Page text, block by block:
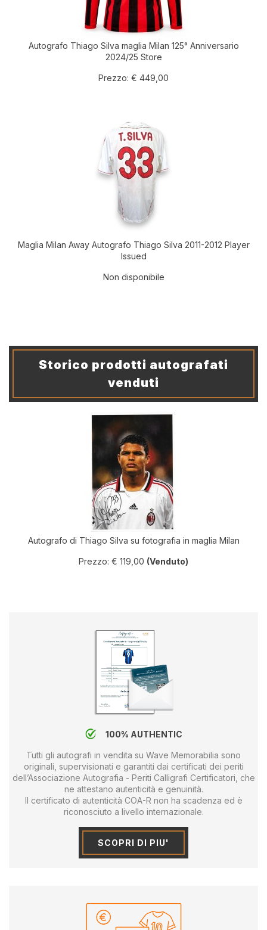
Autografo Thiago Silva maglia Milan 125° Anniversario
2024/25 Store
Prezzo: € 449,00
Maglia Milan Away Autografo Thiago Silva 2011-2012 Player
Issued
Non disponibile
Storico prodotti autografati
venduti
Autografo di Thiago Silva su fotografia in maglia Milan
Prezzo: € 119,00 (Venduto)
100% AUTHENTIC
Tutti gli autografi in vendita su Wave Memorabilia sono
originali, supervisionati e garantiti dai certificati dei periti
dell’Associazione Autografia - Periti Calligrafi Certificatori, che
ne attestano autenticità e genuinità.
Il certificato di autenticità COA-R non ha scadenza ed è
riconosciuto a livello internazionale.
SCOPRI DI PIU'